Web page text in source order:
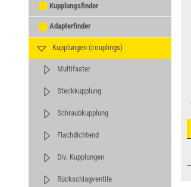
Kupplungsfinder
Adapterfinder
Kupplungen (couplings)
Multifaster
Steckkupplung
Schraubkupplung
Flachdichtend
Div. Kupplungen
Rückschlagventile